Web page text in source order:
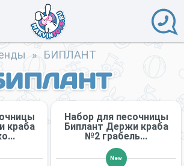
» БИПЛАНТ
краба
Набор для песочницы
Биплант Держи краба
№2 грабель...
New